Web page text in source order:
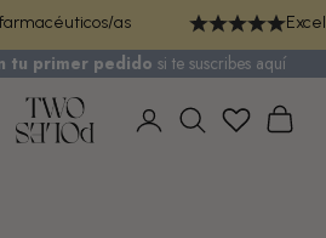
as
tu primer pedido si te suscribes aquí
TWO POLES COSMETICS
Iniciar sesión
Buscar